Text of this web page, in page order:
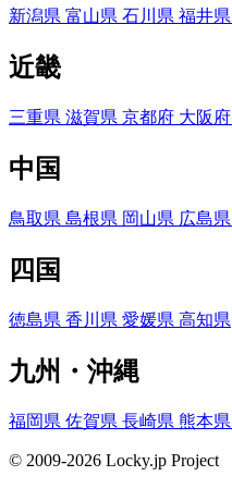
新潟県 富山県 石川県 福井県
近畿
三重県 滋賀県 京都府 大阪府
中国
鳥取県 島根県 岡山県 広島県
四国
徳島県 香川県 愛媛県 高知県
九州・沖縄
福岡県 佐賀県 長崎県 熊本県
© 2009-2026 Locky.jp Project